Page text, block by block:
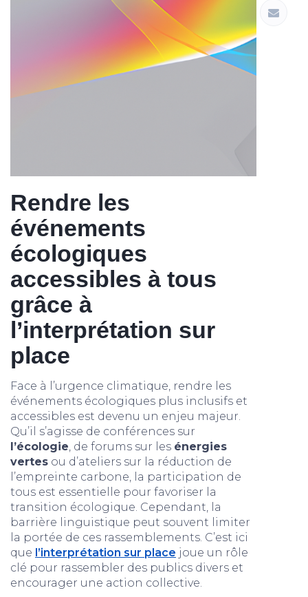
Rendre les
événements
écologiques
accessibles à tous
grâce à
l’interprétation sur
place
Face à l’urgence climatique, rendre les
événements écologiques plus inclusifs et
accessibles est devenu un enjeu majeur.
Qu’il s’agisse de conférences sur
l’écologie, de forums sur les énergies
vertes ou d’ateliers sur la réduction de
l’empreinte carbone, la participation de
tous est essentielle pour favoriser la
transition écologique. Cependant, la
barrière linguistique peut souvent limiter
la portée de ces rassemblements. C’est ici
que l’interprétation sur place joue un rôle
clé pour rassembler des publics divers et
encourager une action collective.